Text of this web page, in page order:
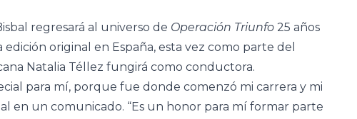
regresará al universo de Operación Triunfo 25 años
original en España, esta vez como parte del
Natalia Téllez fungirá como conductora.
para mí, porque fue donde comenzó mi carrera y mi
en un comunicado. “Es un honor para mí formar parte